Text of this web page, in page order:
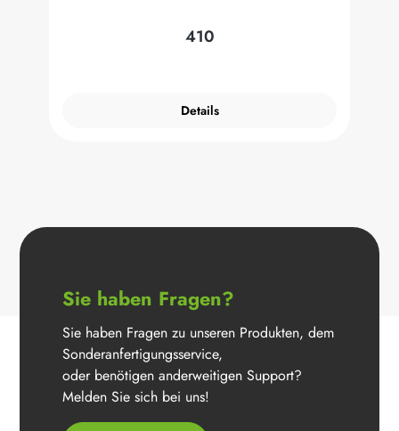
410
Details
Sie haben Fragen?
Sie haben Fragen zu unseren Produkten, dem
Sonderanfertigungsservice,
oder benötigen anderweitigen Support?
Melden Sie sich bei uns!